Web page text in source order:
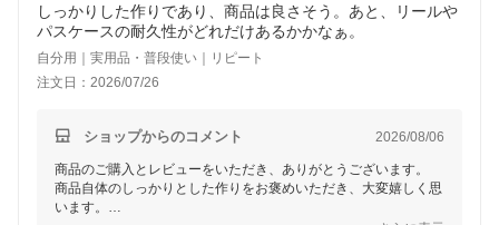
しっかりした作りであり、商品は良さそう。あと、リールや
パスケースの耐久性がどれだけあるかかなぁ。
自分用｜実用品・普段使い｜リピート
注文日：2026/07/26
ショップからのコメント 2026/08/06
商品のご購入とレビューをいただき、ありがとうございます。
商品自体のしっかりとした作りをお褒めいただき、大変嬉しく思
います。